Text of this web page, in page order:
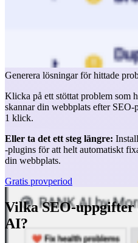
Generera lösningar för hittade
Klicka på ett stöttat problem som
skannar din webbplats efter
1 klick.
Eller ta det ett steg längre:
-plugins för att helt automatiskt
din webbplats.
Gratis provperiod
Vilka SEO-
AI?